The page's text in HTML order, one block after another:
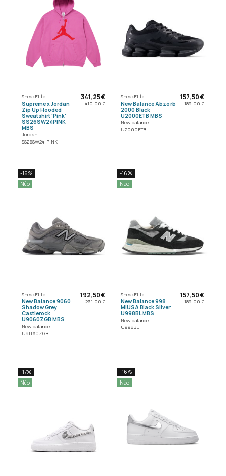
SneakElite
Supreme x Jordan
Zip Up Hooded
Sweatshirt 'Pink'
SS26SW24PINK
MBS
Jordan
SS26SW24-PINK
341,25 €
410,00 €
SneakElite
New Balance Abzorb
2000 Black
U2000ETB MBS
New balance
U2000ETB
157,50 €
189,00 €
-16%
Νέο
SneakElite
New Balance 9060
Shadow Grey
Castlerock
U9060ZGB MBS
New balance
U9060ZGB
192,50 €
231,00 €
-16%
Νέο
SneakElite
New Balance 998
MiUSA Black Silver
U998BL MBS
New balance
U998BL
157,50 €
189,00 €
-17%
Νέο
-16%
Νέο